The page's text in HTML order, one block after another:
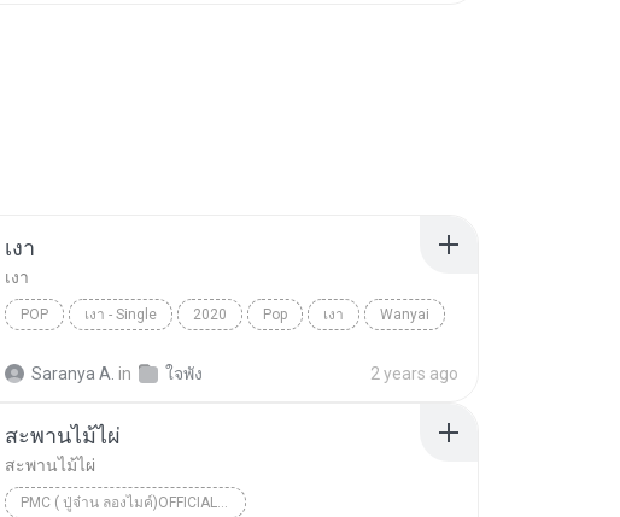
เงา
เงา
POP เงา - Single 2020 Pop เงา Wanyai
Saranya A. in ใจพัง 2 years ago
สะพานไม้ไผ่
สะพานไม้ไผ่
PMC ( ปู่จ๋าน ลองไมค์)OFFICIAL MV